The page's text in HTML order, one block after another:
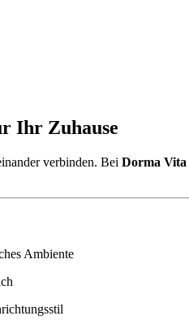
Ihr Zuhause
verbinden. Bei Dorma Vita
Ambiente